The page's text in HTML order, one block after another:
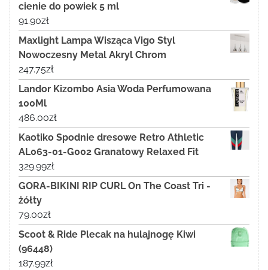
cienie do powiek 5 ml
91.90zł
Maxlight Lampa Wisząca Vigo Styl
Nowoczesny Metal Akryl Chrom
247.75zł
Landor Kizombo Asia Woda Perfumowana
100Ml
486.00zł
Kaotiko Spodnie dresowe Retro Athletic
AL063-01-G002 Granatowy Relaxed Fit
329.99zł
GORA-BIKINI RIP CURL On The Coast Tri -
żółty
79.00zł
Scoot & Ride Plecak na hulajnogę Kiwi
(96448)
187.99zł